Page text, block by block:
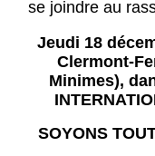
se joindre au
Jeudi 18
Clermont-
Minimes),
SOYONS